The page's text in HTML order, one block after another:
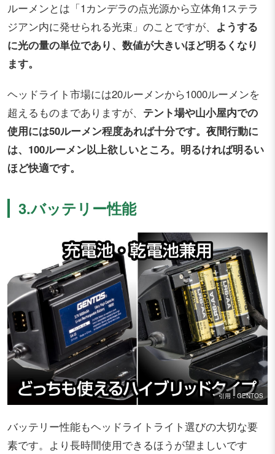
ルーメンとは「1カンデラの点光源から立体角1ステラ
ジアン内に発せられる光束」のことですが、 ようする
に光の量の単位であり、数値が大きいほど明るくなり
ます。
ヘッドライト市場には20ルーメンから1000ルーメンを
超えるものまでありますが、 テント場や山小屋内での
使用には50ルーメン程度あれば十分です。夜間行動に
は、100ルーメン以上欲しいところ。明るければ明るい
ほど快適です。
3.バッテリー性能
引用：GENTOS
バッテリー性能もヘッドライトライト選びの大切な要
素です。より長時間使用できるほうが望ましいです